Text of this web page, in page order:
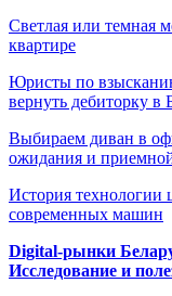
Светлая или темная
квартире
Юристы по
вернуть дебиторку в
Выбираем диван в
ожидания и
История технологии
современных машин
Digital-рынки
Исследование и